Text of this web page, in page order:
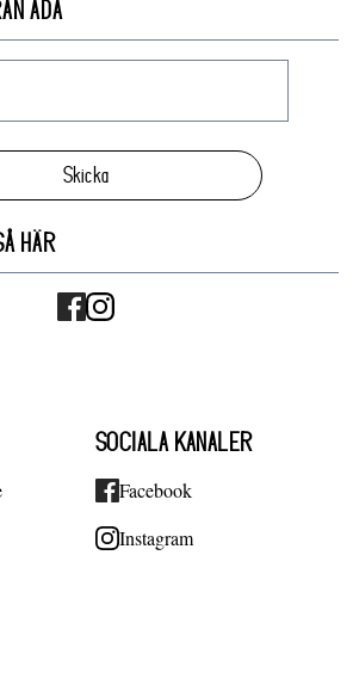
ADA
Skicka
HÄR
SOCIALA KANALER
Facebook
Instagram